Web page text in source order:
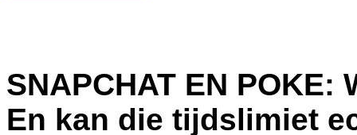
SNAPCHAT EN POKE:
En kan die tijdslimiet